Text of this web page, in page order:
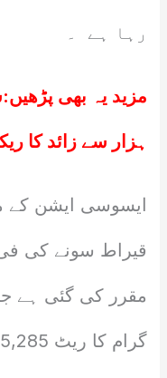
رہا ہے ۔
مزید یہ بھی پڑھیں:
ہزار سے زائد کا